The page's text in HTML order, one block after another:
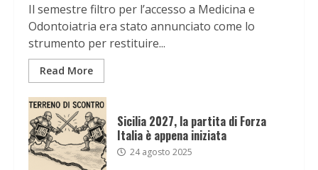
Il semestre filtro per l’accesso a Medicina e
Odontoiatria era stato annunciato come lo
strumento per restituire...
Read More
Sicilia 2027, la partita di Forza
Italia è appena iniziata
24 agosto 2025